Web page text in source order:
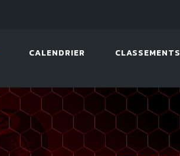
CALENDRIER CLASSEMENTS